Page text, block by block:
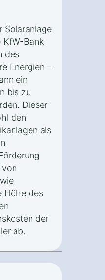
Solaranlage
KfW-Bank
des
Energien –
ein
bis zu
Dieser
den
als
Höhe des
der
ab.